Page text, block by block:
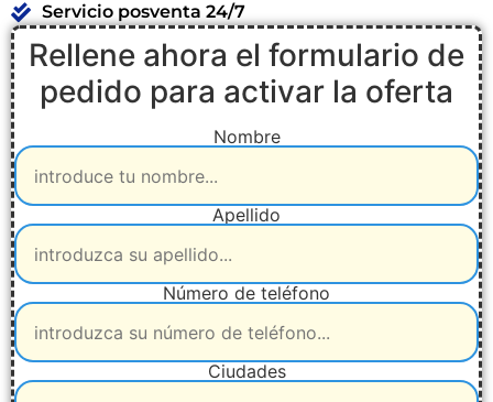
Servicio posventa 24/7
Rellene ahora el formulario de
pedido para activar la oferta
Nombre
Apellido
Número de teléfono
Ciudades